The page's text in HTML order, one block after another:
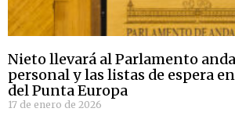
Nieto llevará al Parlamento
personal y las listas de espera
del Punta Europa
17 de enero de 2026